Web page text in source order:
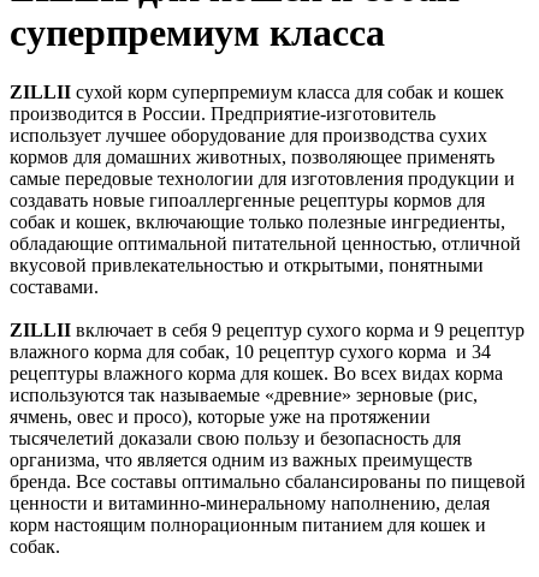
суперпремиум класса
ZILLII сухой корм суперпремиум класса для собак и кошек
производится в России. Предприятие-изготовитель
использует лучшее оборудование для производства сухих
кормов для домашних животных, позволяющее применять
самые передовые технологии для изготовления продукции и
создавать новые гипоаллергенные рецептуры кормов для
собак и кошек, включающие только полезные ингредиенты,
обладающие оптимальной питательной ценностью, отличной
вкусовой привлекательностью и открытыми, понятными
составами.
ZILLII включает в себя 9 рецептур cухого корма и 9 рецептур
влажного корма для собак, 10 рецептур сухого корма и 34
рецептуры влажного корма для кошек. Во всех видах корма
используются так называемые «древние» зерновые (рис,
ячмень, овес и просо), которые уже на протяжении
тысячелетий доказали свою пользу и безопасность для
организма, что является одним из важных преимуществ
бренда. Все составы оптимально сбалансированы по пищевой
ценности и витаминно-минеральному наполнению, делая
корм настоящим полнорационным питанием для кошек и
собак.